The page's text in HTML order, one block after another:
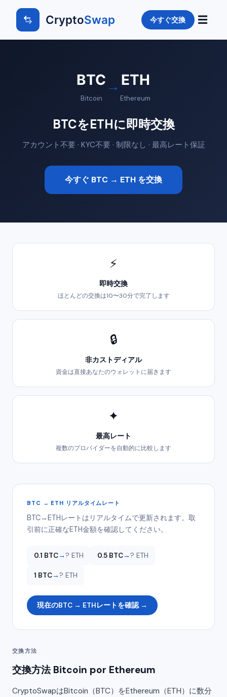
CryptoSwap 今すぐ交換 ☰
BTC
Bitcoin
→ ETH
Ethereum
BTCをETHに即時交換
アカウント不要 · KYC不要 · 制限なし · 最高レート保証
今すぐ BTC → ETH を交換
⚡
即時交換
ほとんどの交換は10〜30分で完了します
🔒
非カストディアル
資金は直接あなたのウォレットに届きます
✦
最高レート
複数のプロバイダーを自動的に比較します
BTC → ETH リアルタイムレート
BTC→ETHレートはリアルタイムで更新されます。取
引前に正確なETH金額を確認してください。
0.1 BTC→? ETH 0.5 BTC→? ETH
1 BTC→? ETH
現在のBTC → ETHレートを確認 →
交換方法
交換方法 Bitcoin por Ethereum
CryptoSwapはBitcoin（BTC）をEthereum（ETH）に数分